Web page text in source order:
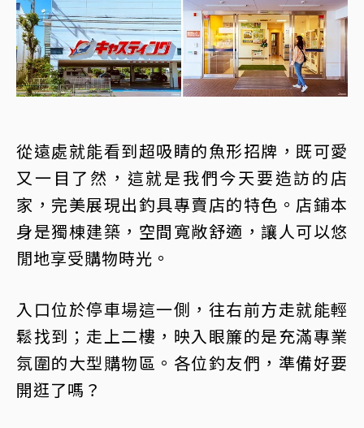
從遠處就能看到超吸睛的魚形招牌，既可愛
又一目了然，這就是我們今天要造訪的店
家，完美展現出釣具專賣店的特色。店鋪本
身是獨棟建築，空間寬敞舒適，讓人可以悠
閒地享受購物時光。
入口位於停車場這一側，往右前方走就能輕
鬆找到；走上二樓，映入眼簾的是充滿專業
氛圍的大型購物區。各位釣友們，準備好要
開逛了嗎？